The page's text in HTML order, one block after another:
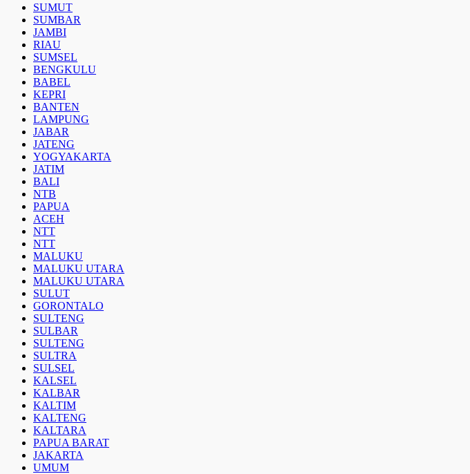
SUMUT
SUMBAR
JAMBI
RIAU
SUMSEL
BENGKULU
BABEL
KEPRI
BANTEN
LAMPUNG
JABAR
JATENG
YOGYAKARTA
JATIM
BALI
NTB
PAPUA
ACEH
NTT
NTT
MALUKU
MALUKU UTARA
MALUKU UTARA
SULUT
GORONTALO
SULTENG
SULBAR
SULTENG
SULTRA
SULSEL
KALSEL
KALBAR
KALTIM
KALTENG
KALTARA
PAPUA BARAT
JAKARTA
UMUM